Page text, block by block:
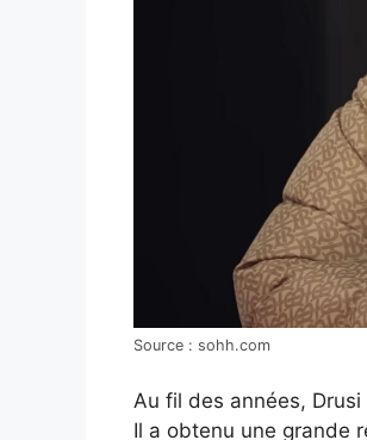
Source : sohh.com
Au fil des années,
Il a obtenu une grande